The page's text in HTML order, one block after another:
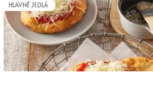
HLAVNÉ JEDLÁ